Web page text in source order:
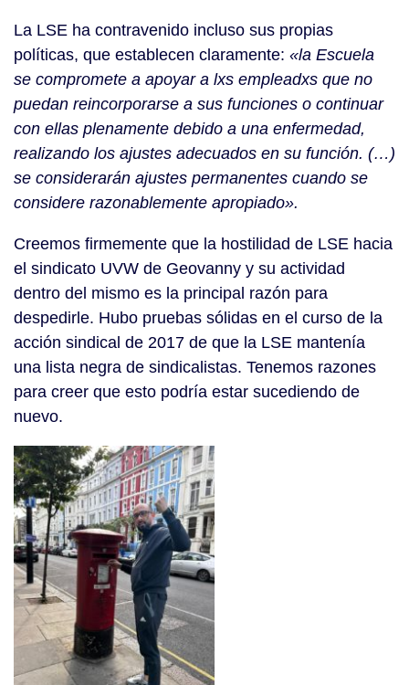
La LSE ha contravenido incluso sus propias
políticas, que establecen claramente: «la Escuela
se compromete a apoyar a lxs empleadxs que no
puedan reincorporarse a sus funciones o continuar
con ellas plenamente debido a una enfermedad,
realizando los ajustes adecuados en su función. (…)
se considerarán ajustes permanentes cuando se
considere razonablemente apropiado».
Creemos firmemente que la hostilidad de LSE hacia
el sindicato UVW de Geovanny y su actividad
dentro del mismo es la principal razón para
despedirle. Hubo pruebas sólidas en el curso de la
acción sindical de 2017 de que la LSE mantenía
una lista negra de sindicalistas. Tenemos razones
para creer que esto podría estar sucediendo de
nuevo.